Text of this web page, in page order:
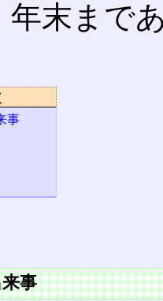
年末まで
事
事